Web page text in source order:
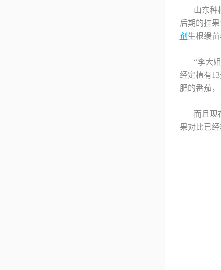
山东种
后期的挂
剂 生根缓
“李大
经定植有
肥的番茄，
而且现
果对比已